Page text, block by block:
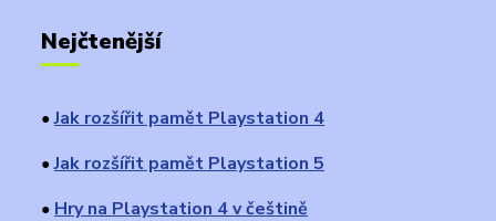
Nejčtenější
● Jak rozšířit pamět Playstation 4
● Jak rozšířit pamět Playstation 5
● Hry na Playstation 4 v češtině